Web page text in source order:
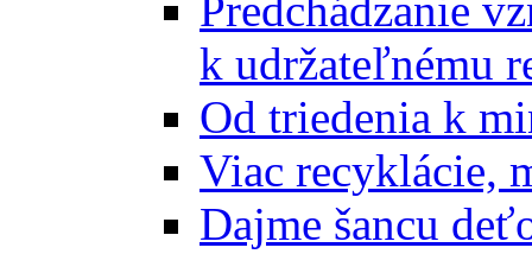
k udržateľnému
Od triedenia k
Viac recyklácie,
Dajme šancu